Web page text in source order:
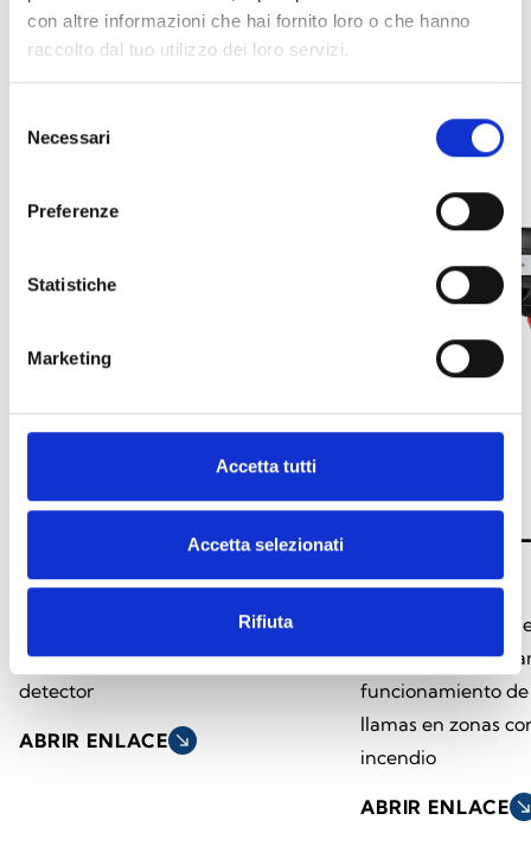
con altre informazioni che hai fornito loro o che hanno
raccolto dal tuo utilizzo dei loro servizi.
delNecessari
Preferenze
Statistiche
Marketing
Accetta tutti
Accetta selezionati
Rifiuta
ADICIONALES
SM21 – Soporte
orientable
Soporte orientable para ajustar la
orientación del campo óptico del
detector
ABRIR ENLACE south_east
TC-169/1 –
La lámpara de
EX para
funcionamiento
llamas en zonas
incendio
ABRIR ENLACE